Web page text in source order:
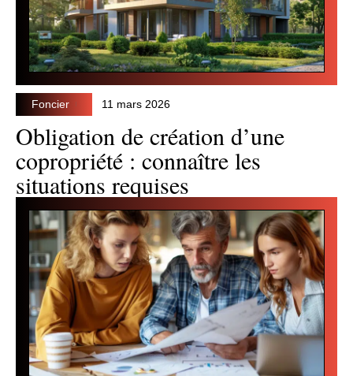
Foncier 11 mars 2026
Obligation de création d’une
copropriété : connaître les
situations requises